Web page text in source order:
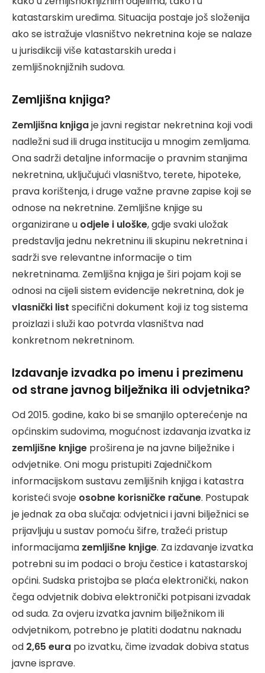
katastarskim uredima. Situacija postaje još složenija
ako se istražuje vlasništvo nekretnina koje se nalaze
u jurisdikciji više katastarskih ureda i
zemljišnoknjižnih sudova.
Zemljišna knjiga?
Zemljišna knjigaje javni registar nekretnina koji vodi
nadležni sud ili druga institucija u mnogim zemljama.
Ona sadrži detaljne informacije o pravnim stanjima
nekretnina, uključujući vlasništvo, terete, hipoteke,
prava korištenja, i druge važne pravne zapise koji se
odnose na nekretnine. Zemljišne knjige su
organizirane u odjele i uloške, gdje svaki uložak
predstavlja jednu nekretninu ili skupinu nekretnina i
sadrži sve relevantne informacije o tim
nekretninama. Zemljišna knjiga je širi pojam koji se
odnosi na cijeli sistem evidencije nekretnina, dok je
vlasnički list specifični dokument koji iz tog sistema
proizlazi i služi kao potvrda vlasništva nad
konkretnom nekretninom.
Izdavanje izvadka po imenu i prezimenu
od strane javnog bilježnika ili odvjetnika?
Od 2015. godine, kako bi se smanjilo opterećenje na
općinskim sudovima, mogućnost izdavanja izvatka iz
zemljišne knjige proširena je na javne bilježnike i
odvjetnike. Oni mogu pristupiti Zajedničkom
informacijskom sustavu zemljišnih knjiga i katastra
koristeći svoje osobne korisničke račune. Postupak
je jednak za oba slučaja: odvjetnici i javni bilježnici se
prijavljuju u sustav pomoću šifre, tražeći pristup
informacijama zemljišne knjige. Za izdavanje izvatka
potrebni su im podaci o broju čestice i katastarskoj
općini. Sudska pristojba se plaća elektronički, nakon
čega odvjetnik dobiva elektronički potpisani izvadak
od suda. Za ovjeru izvatka javnim bilježnikom ili
odvjetnikom, potrebno je platiti dodatnu naknadu
od 2,65 eura po izvatku, čime izvadak dobiva status
javne isprave.